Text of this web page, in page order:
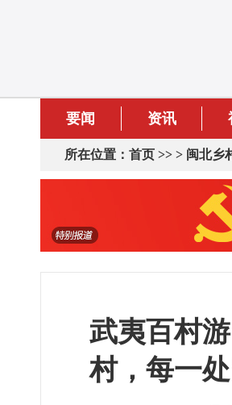
要闻 资讯
所在位置： 首页 >> > 闽北乡
武夷百村
村，每一